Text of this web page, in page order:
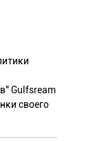
Gulfsream
своего